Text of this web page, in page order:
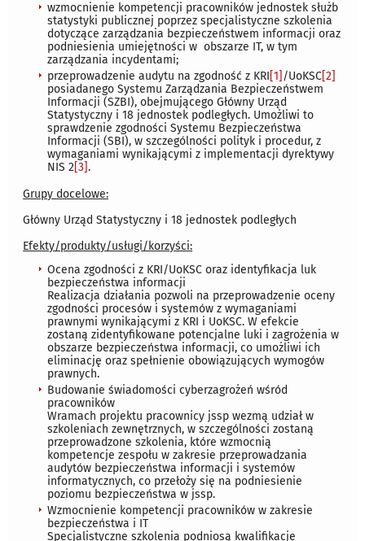
wzmocnienie kompetencji pracowników jednostek służb
statystyki publicznej poprzez specjalistyczne szkolenia
dotyczące zarządzania bezpieczeństwem informacji oraz
podniesienia umiejętności w obszarze IT, w tym
zarządzania incydentami;
przeprowadzenie audytu na zgodność z KRI[1] /UoKSC[2]
posiadanego Systemu Zarządzania Bezpieczeństwem
Informacji (SZBI), obejmującego Główny Urząd
Statystyczny i 18 jednostek podległych. Umożliwi to
sprawdzenie zgodności Systemu Bezpieczeństwa
Informacji (SBI), w szczególności polityk i procedur, z
wymaganiami wynikającymi z implementacji dyrektywy
NIS 2[3].
Grupy docelowe:
Główny Urząd Statystyczny i 18 jednostek podległych
Efekty/produkty/usługi/korzyści:
Ocena zgodności z KRI/UoKSC oraz identyfikacja luk
bezpieczeństwa informacji
Realizacja działania pozwoli na przeprowadzenie oceny
zgodności procesów i systemów z wymaganiami
prawnymi wynikającymi z KRI i UoKSC. W efekcie
zostaną zidentyfikowane potencjalne luki i zagrożenia w
obszarze bezpieczeństwa informacji, co umożliwi ich
eliminację oraz spełnienie obowiązujących wymogów
prawnych.
Budowanie świadomości cyberzagrożeń wśród
pracowników
Wramach projektu pracownicy jssp wezmą udział w
szkoleniach zewnętrznych, w szczególności zostaną
przeprowadzone szkolenia, które wzmocnią
kompetencje zespołu w zakresie przeprowadzania
audytów bezpieczeństwa informacji i systemów
informatycznych, co przełoży się na podniesienie
poziomu bezpieczeństwa w jssp.
Wzmocnienie kompetencji pracowników w zakresie
bezpieczeństwa i IT
Specjalistyczne szkolenia podniosą kwalifikacje